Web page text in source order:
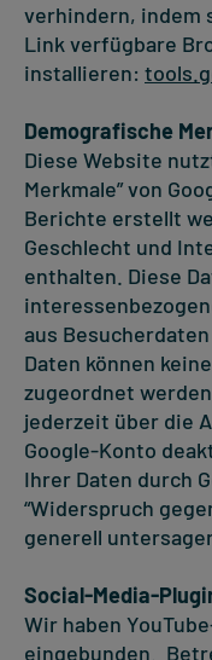
verhindern, indem
Link verfügbare
installieren:
Demografische
Diese Website
Merkmale” von
Berichte erstellt
Geschlecht und
enthalten. Diese
aus
Daten können
zugeordnet
jederzeit über die
Google-Konto
Ihrer Daten durch
“Widerspruch
generell
Social-Media-
Wir haben
eingebunden.